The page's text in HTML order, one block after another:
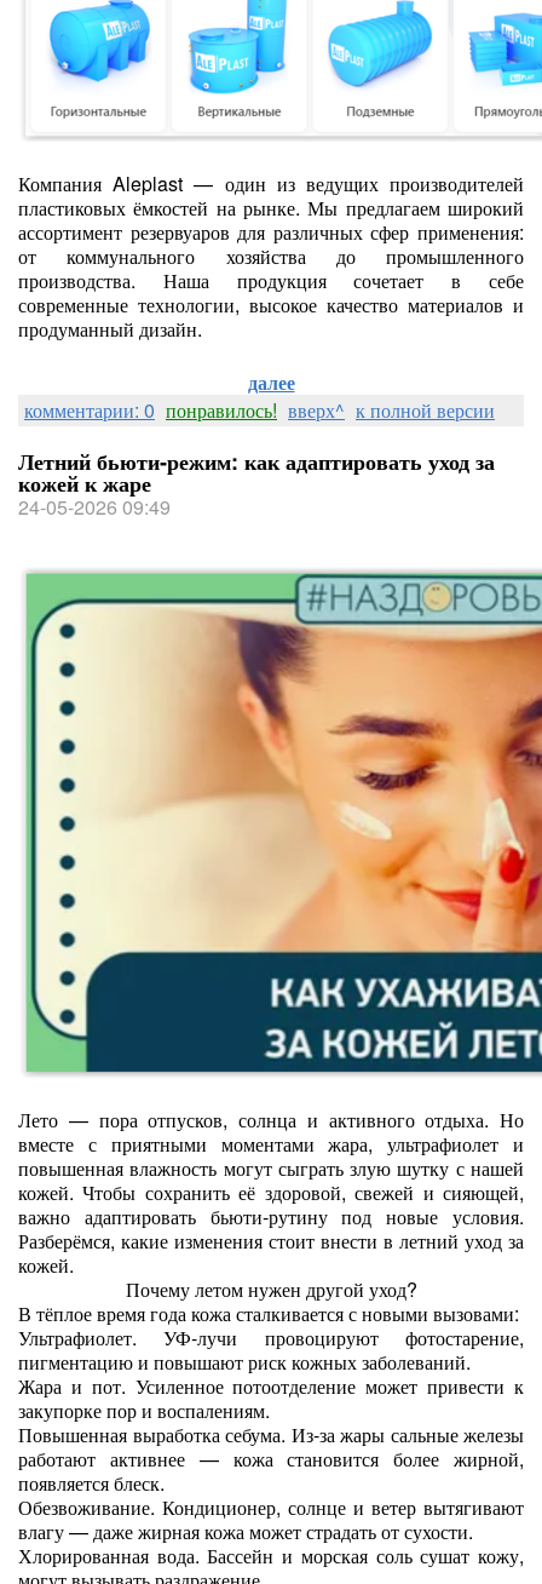
Компания Aleplast — один из ведущих производителей
пластиковых ёмкостей на рынке. Мы предлагаем широкий
ассортимент резервуаров для различных сфер применения:
от коммунального хозяйства до промышленного
производства. Наша продукция сочетает в себе
современные технологии, высокое качество материалов и
продуманный дизайн.
далее
комментарии: 0 понравилось! вверх^ к полной версии
Летний бьюти‑режим: как адаптировать уход за
кожей к жаре
24-05-2026 09:49
Лето — пора отпусков, солнца и активного отдыха. Но
вместе с приятными моментами жара, ультрафиолет и
повышенная влажность могут сыграть злую шутку с нашей
кожей. Чтобы сохранить её здоровой, свежей и сияющей,
важно адаптировать бьюти‑рутину под новые условия.
Разберёмся, какие изменения стоит внести в летний уход за
кожей.
Почему летом нужен другой уход?
В тёплое время года кожа сталкивается с новыми вызовами:
Ультрафиолет. УФ‑лучи провоцируют фотостарение,
пигментацию и повышают риск кожных заболеваний.
Жара и пот. Усиленное потоотделение может привести к
закупорке пор и воспалениям.
Повышенная выработка себума. Из‑за жары сальные железы
работают активнее — кожа становится более жирной,
появляется блеск.
Обезвоживание. Кондиционер, солнце и ветер вытягивают
влагу — даже жирная кожа может страдать от сухости.
Хлорированная вода. Бассейн и морская соль сушат кожу,